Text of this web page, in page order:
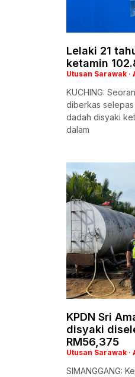
Lelaki 21
ketamin
Utusan Sarawak
KUCHING:
diberkas selepas
dadah disyaki
dalam
KPDN Sri
disyaki
RM56,375
Utusan Sarawak
SIMANGGANG: